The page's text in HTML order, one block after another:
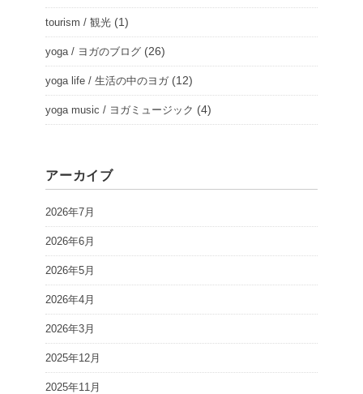
tourism / 観光 (1)
yoga / ヨガのブログ (26)
yoga life / 生活の中のヨガ(12)
yoga music / ヨガミュージック (4)
アーカイブ
2026年7月
2026年6月
2026年5月
2026年4月
2026年3月
2025年12月
2025年11月